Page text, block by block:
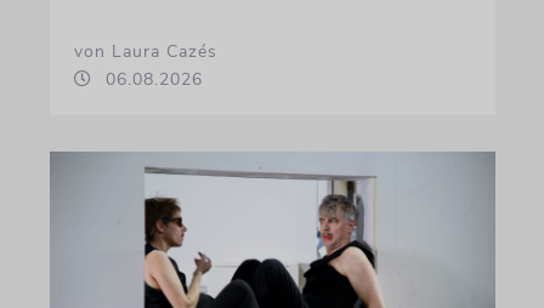
von Laura Cazés
06.08.2026